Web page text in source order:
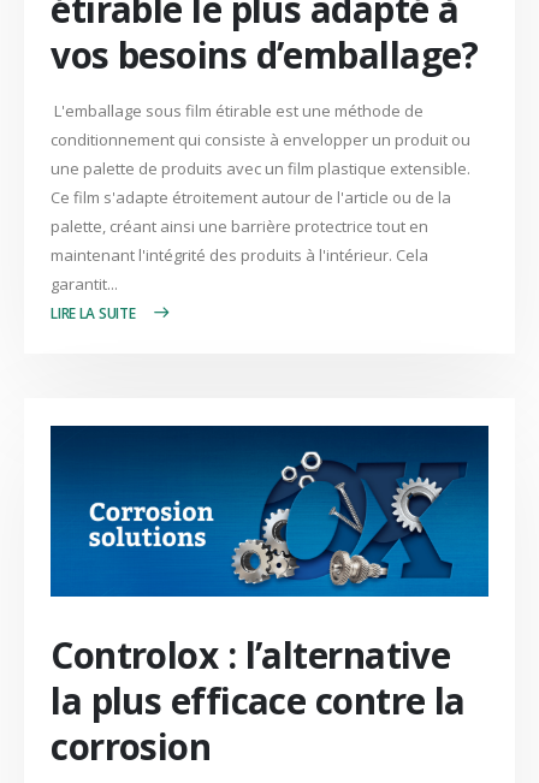
vos besoins d’emballage?
L'emballage sous film étirable est une méthode de
conditionnement qui consiste à envelopper un produit ou
une palette de produits avec un film plastique extensible.
Ce film s'adapte étroitement autour de l'article ou de la
palette, créant ainsi une barrière protectrice tout en
maintenant l'intégrité des produits à l'intérieur. Cela
garantit...
Controlox : l’alternative
la plus efficace contre la
corrosion